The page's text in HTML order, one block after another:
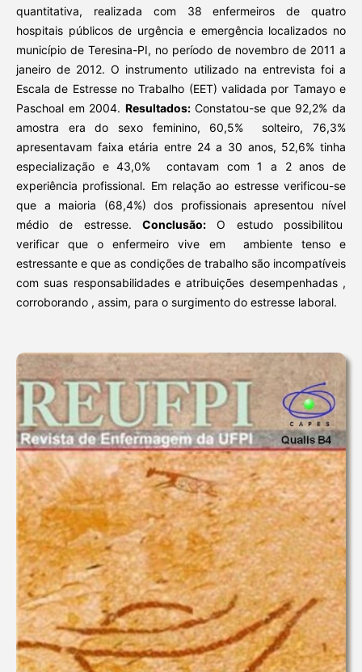
quantitativa, realizada com 38 enfermeiros de quatro
hospitais públicos de urgência e emergência localizados no
município de Teresina-PI, no período de novembro de 2011 a
janeiro de 2012. O instrumento utilizado na entrevista foi a
Escala de Estresse no Trabalho (EET) validada por Tamayo e
Paschoal em 2004.Resultados: Constatou-se que 92,2% da
amostra era do sexo feminino, 60,5% solteiro, 76,3%
apresentavam faixa etária entre 24 a 30 anos, 52,6% tinha
especialização e 43,0% contavam com 1 a 2 anos de
experiência profissional. Em relação ao estresse verificou-se
que a maioria (68,4%) dos profissionais apresentou nível
médio de estresse. Conclusão: O estudo possibilitou
verificar que o enfermeiro vive em ambiente tenso e
estressante e que as condições de trabalho são incompatíveis
com suas responsabilidades e atribuições desempenhadas ,
corroborando , assim, para o surgimento do estresse laboral.